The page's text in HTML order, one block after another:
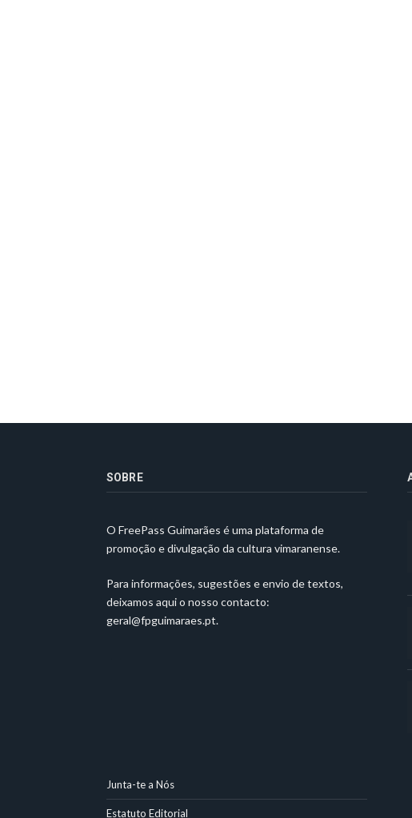
SOBRE
O FreePass Guimarães é uma plataforma de
promoção e divulgação da cultura vimaranense.
Para informações, sugestões e envio de textos,
deixamos aqui o nosso contacto:
geral@fpguimaraes.pt.
Junta-te a Nós
Estatuto Editorial